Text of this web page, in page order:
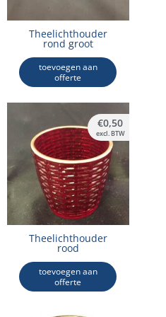
Theelichthouder
rond groot
toevoegen aan
offerte
Theelichthouder
rood
toevoegen aan
offerte
€0,50
excl. BTW